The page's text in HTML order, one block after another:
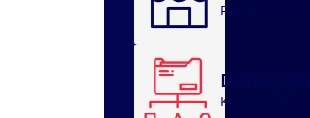
Registrace
Datový
Kraj v datech